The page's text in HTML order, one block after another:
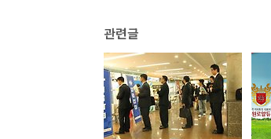
관련글